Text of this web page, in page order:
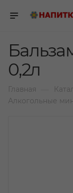
0,2л
Главная
Алкогольные